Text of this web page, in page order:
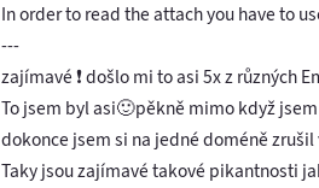
In order to read the attach you have to
---
zajímavé ❗ došlo mi to asi 5x z
To jsem byl asi🙂pěkně mimo když jsem
dokonce jsem si na jedné doméně
Taky jsou zajímavé takové pikantnosti